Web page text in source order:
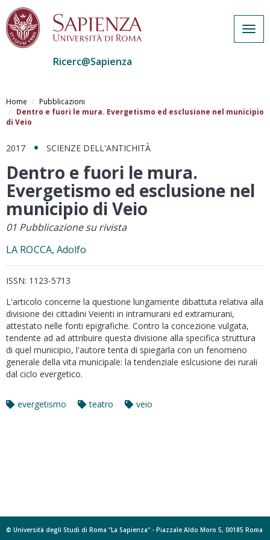
al
contenuto
principale
Ricerc@Sapienza
Home
Pubblicazioni
Dentro e fuori le mura. Evergetismo ed esclusione nel municipio
di Veio
2017 SCIENZE DELL'ANTICHITÀ
Dentro e fuori le mura.
Evergetismo ed esclusione nel
municipio di Veio
01 Pubblicazione su rivista
LA ROCCA, Adolfo
ISSN: 1123-5713
L'articolo concerne la questione lungamente dibattuta relativa alla
divisione dei cittadini Veienti in intramurani ed extramurani,
attestato nelle fonti epigrafiche. Contro la concezione vulgata,
tendente ad ad attribuire questa divisione alla specifica struttura
di quel municipio, l'autore tenta di spiegarla con un fenomeno
generale della vita municipale: la tendenziale eslcusione dei rurali
dal ciclo evergetico.
evergetismo teatro veio
© Università degli Studi di Roma "La Sapienza" - Piazzale Aldo Moro 5, 00185 Roma